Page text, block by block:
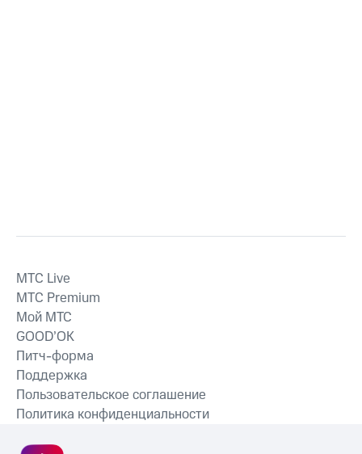
MTС Live
MTС Premium
Мой МТС
GOOD’OK
Питч-форма
Поддержка
Пользовательское соглашение
Политика конфиденциальности